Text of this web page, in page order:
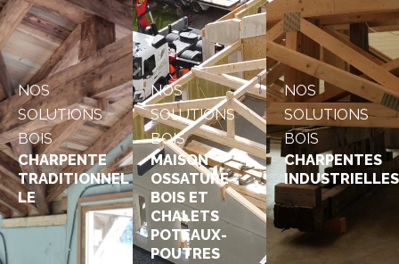
NOS
SOLUTIONS
BOIS
CHARPENTE
TRADITIONNEL
LE
NOS
SOLUTIONS
BOIS
MAISON
OSSATURE
BOIS ET
CHALETS
POTEAUX-
POUTRES
NOS
SOLUTIONS
BOIS
CHARPENTES
INDUSTRIELLES